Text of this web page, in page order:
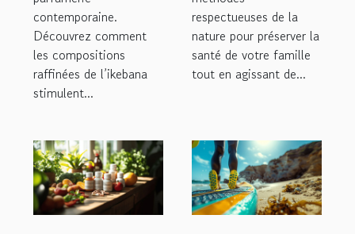
contemporaine.
Découvrez comment
les compositions
raffinées de l’ikebana
stimulent...
respectueuses de la
nature pour préserver la
santé de votre famille
tout en agissant de...